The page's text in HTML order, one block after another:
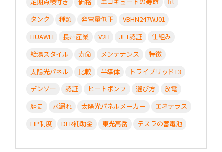
タンク
種類 発電量低下
VBHN247WJ01
HUAWEI
長州産業 V2H JET認証
仕組み
給湯スタイル
寿命 メンテナンス
特徴
太陽光パネル
比較 半導体
トライブリッドT3
デンソー
認証 ヒートポンプ 選び方
放電
歴史
水漏れ 太陽光パネルメーカー
エネテラス
FIP制度
DER補助金 東光高岳 テスラの蓄電池